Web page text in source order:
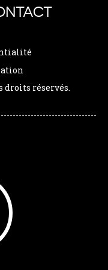
droits réservés.